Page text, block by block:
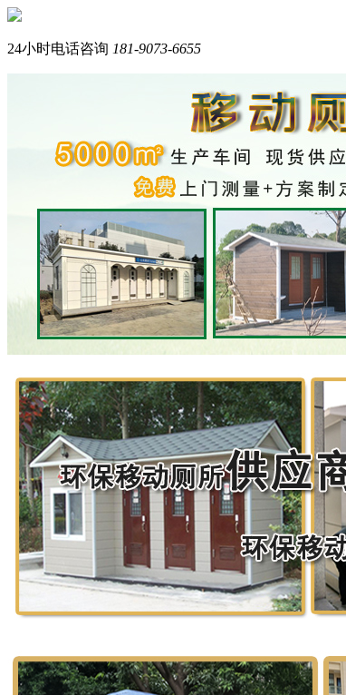
24小时电话咨询 181-9073-6655
我是在线产品顾问，请问您需要什么产品？